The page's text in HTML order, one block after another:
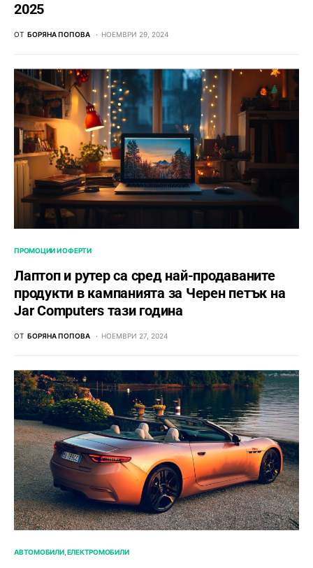
2025
ОТ БОРЯНА ПОПОВА НОЕМВРИ 29, 2024
ПРОМОЦИИ И ОФЕРТИ
Лаптоп и рутер са сред най-продаваните
продукти в кампанията за Черен петък на
Jar Computers тази година
ОТ БОРЯНА ПОПОВА НОЕМВРИ 27, 2024
АВТОМОБИЛИ ЕЛЕКТРОМОБИЛИ